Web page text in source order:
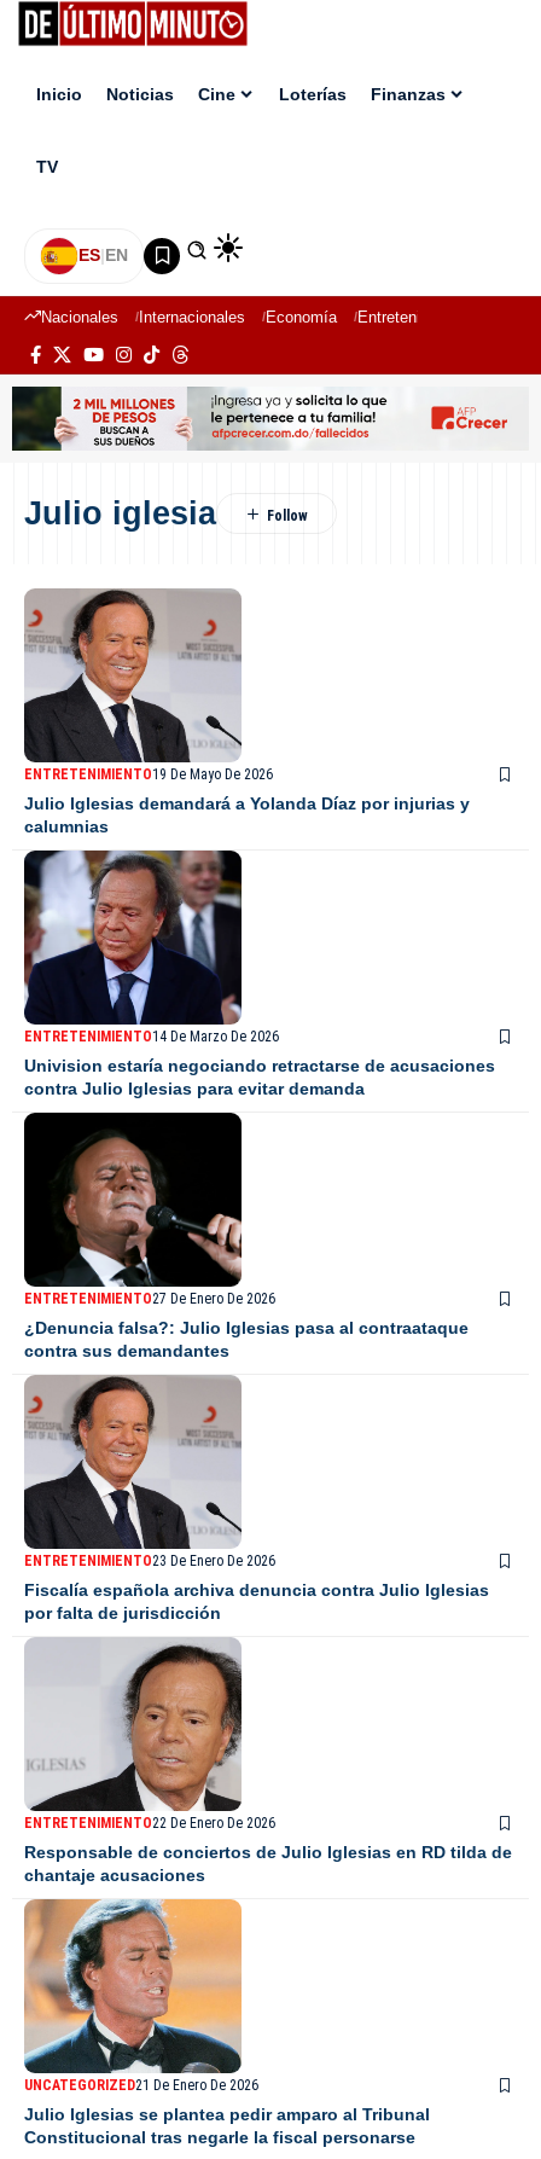
Inicio Noticias Cine Loterías Finanzas
TV
ES|EN
Nacionales Internacionales Economía Entretenimiento
Julio iglesia
ENTRETENIMIENTO19 De Mayo De 2026
Julio Iglesias demandará a Yolanda Díaz por injurias y
calumnias
ENTRETENIMIENTO14 De Marzo De 2026
Univision estaría negociando retractarse de acusaciones
contra Julio Iglesias para evitar demanda
ENTRETENIMIENTO27 De Enero De 2026
¿Denuncia falsa?: Julio Iglesias pasa al contraataque
contra sus demandantes
ENTRETENIMIENTO23 De Enero De 2026
Fiscalía española archiva denuncia contra Julio Iglesias
por falta de jurisdicción
ENTRETENIMIENTO22 De Enero De 2026
Responsable de conciertos de Julio Iglesias en RD tilda de
chantaje acusaciones
UNCATEGORIZED21 De Enero De 2026
Julio Iglesias se plantea pedir amparo al Tribunal
Constitucional tras negarle la fiscal personarse